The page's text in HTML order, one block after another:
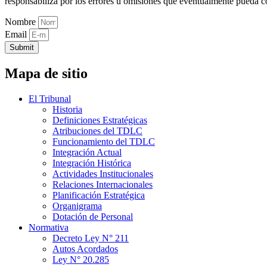
Nombre
Email
Submit
Mapa de sitio
El Tribunal
Historia
Definiciones Estratégicas
Atribuciones del TDLC
Funcionamiento del TDLC
Integración Actual
Integración Histórica
Actividades Institucionales
Relaciones Internacionales
Planificación Estratégica
Organigrama
Dotación de Personal
Normativa
Decreto Ley N° 211
Autos Acordados
Ley N° 20.285